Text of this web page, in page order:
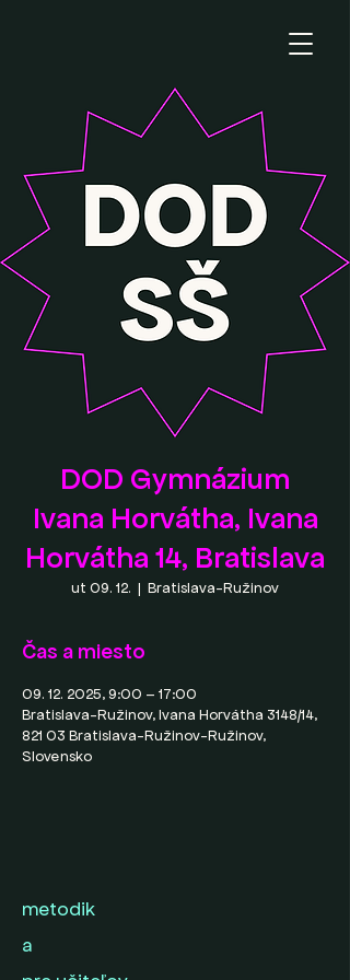
DOD Gymnázium
Ivana Horvátha, Ivana
Horvátha 14, Bratislava
ut 09. 12.
  |
Bratislava-Ružinov
Čas a miesto
09. 12. 2025, 9:00 – 17:00
Bratislava-Ružinov, Ivana Horvátha 3148/14,
821 03 Bratislava-Ružinov-Ružinov,
Slovensko
metodik
a